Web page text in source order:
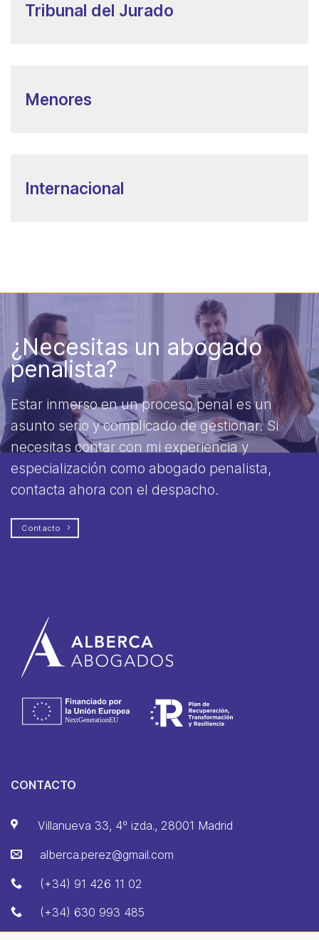
Tribunal del Jurado
Menores
Internacional
¿Necesitas un abogado
penalista?
Estar inmerso en un proceso penal es un
asunto serio y complicado de gestionar. Si
necesitas contar con mi experiencia y
especialización como abogado penalista,
contacta ahora con el despacho.
Contacto
CONTACTO
Villanueva 33, 4º izda., 28001 Madrid
alberca.perez@gmail.com
(+34) 91 426 11 02
(+34) 630 993 485